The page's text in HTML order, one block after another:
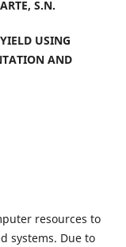
S.N.
USING
AND
resources to
systems. Due to